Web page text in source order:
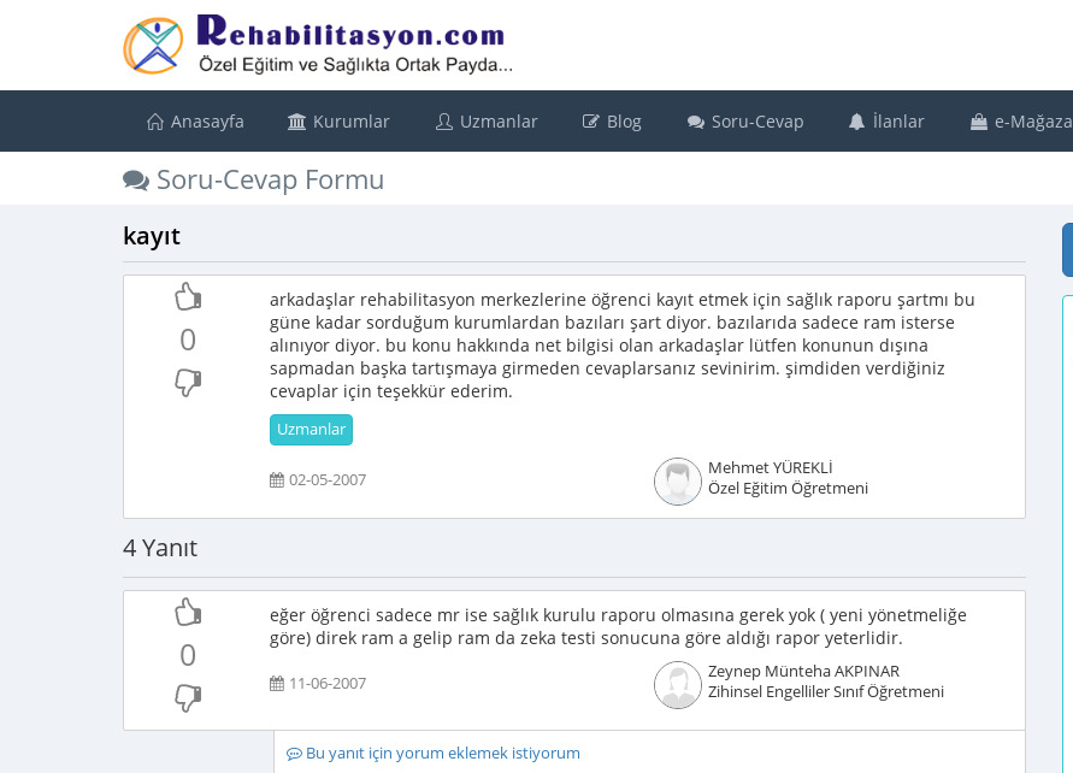
Anasayfa Kurumlar Uzmanlar Blog Soru-Cevap İlanlar e-Mağaza
Soru-Cevap Formu
kayıt
0
arkadaşlar rehabilitasyon merkezlerine öğrenci kayıt etmek için sağlık raporu şartmı bu
güne kadar sorduğum kurumlardan bazıları şart diyor. bazılarıda sadece ram isterse
alınıyor diyor. bu konu hakkında net bilgisi olan arkadaşlar lütfen konunun dışına
sapmadan başka tartışmaya girmeden cevaplarsanız sevinirim. şimdiden verdiğiniz
cevaplar için teşekkür ederim.
Uzmanlar
02-05-2007
Mehmet YÜREKLİ
Özel Eğitim Öğretmeni
4 Yanıt
0
eğer öğrenci sadece mr ise sağlık kurulu raporu olmasına gerek yok ( yeni yönetmeliğe
göre) direk ram a gelip ram da zeka testi sonucuna göre aldığı rapor yeterlidir.
11-06-2007
Zeynep Münteha AKPINAR
Zihinsel Engelliler Sınıf Öğretmeni
Bu yanıt için yorum eklemek istiyorum